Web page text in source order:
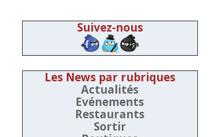
Suivez-nous
Les News par rubriques
Actualités
Evénements
Restaurants
Sortir